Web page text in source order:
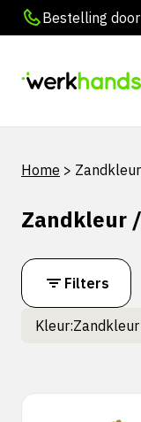
Bestelling
Home >
Zandkleur
Filters
Kleur: